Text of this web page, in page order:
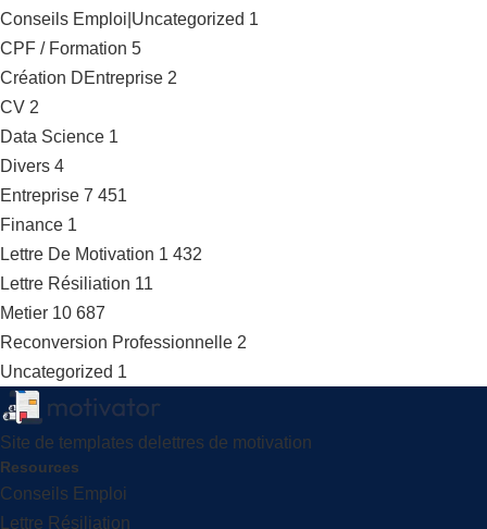
Conseils Emploi|Uncategorized 1
CPF / Formation 5
Création DEntreprise 2
CV 2
Data Science 1
Divers 4
Entreprise 7 451
Finance 1
Lettre De Motivation 1 432
Lettre Résiliation 11
Metier 10 687
Reconversion Professionnelle 2
Uncategorized 1
Site de templates delettres de motivation
Resources
Conseils Emploi
Lettre Résiliation